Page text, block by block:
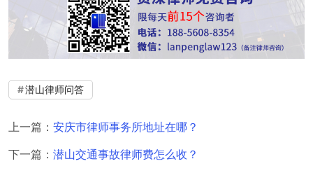
潜山律师问答
上一篇： 安庆市律师事务所地址在哪？
下一篇： 潜山交通事故律师费怎么收？